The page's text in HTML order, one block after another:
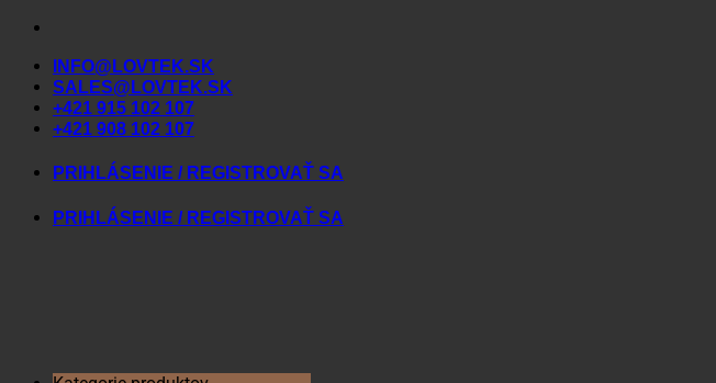
Skip
contentINFO@LOVTEK.SK
SALES@LOVTEK.SK
+421 915 102 107
+421 908 102 107
PRIHLÁSENIE / REGISTROVAŤ SA
PRIHLÁSENIE / REGISTROVAŤ SA